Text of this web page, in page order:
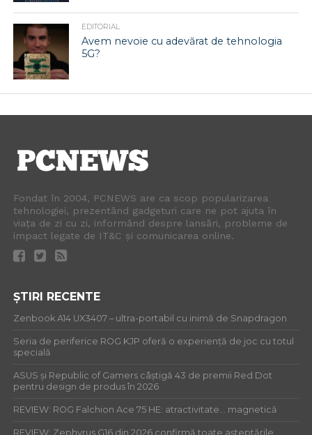
EDITORIAL
Avem nevoie cu adevărat de tehnologia
5G?
Fondat în 2004, PCNEWS are ca scop popularizarea
tehnologiei, prezentând gadgeturi care ne pot ajuta în
viața de zi cu zi, informând despre lansări, probleme de
impact legate de IT&C și comunicarea online.
ȘTIRI RECENTE
Zenbook A14 UX3407 – ultra-portabil cu inimă de Snapdragon
Seria de periferice ROG KJP oferă o experiență de joc cu totul
specială
ASUS și Republic of Gamers câștigă 43 de premii Red Dot
pentru design de produs în 2026
REVIEW: ROG Falchion Ace 75 HE: atractivitate… magnetică
REVIEW: Zephyrus G16 din 2026 confirmă toate așteptările